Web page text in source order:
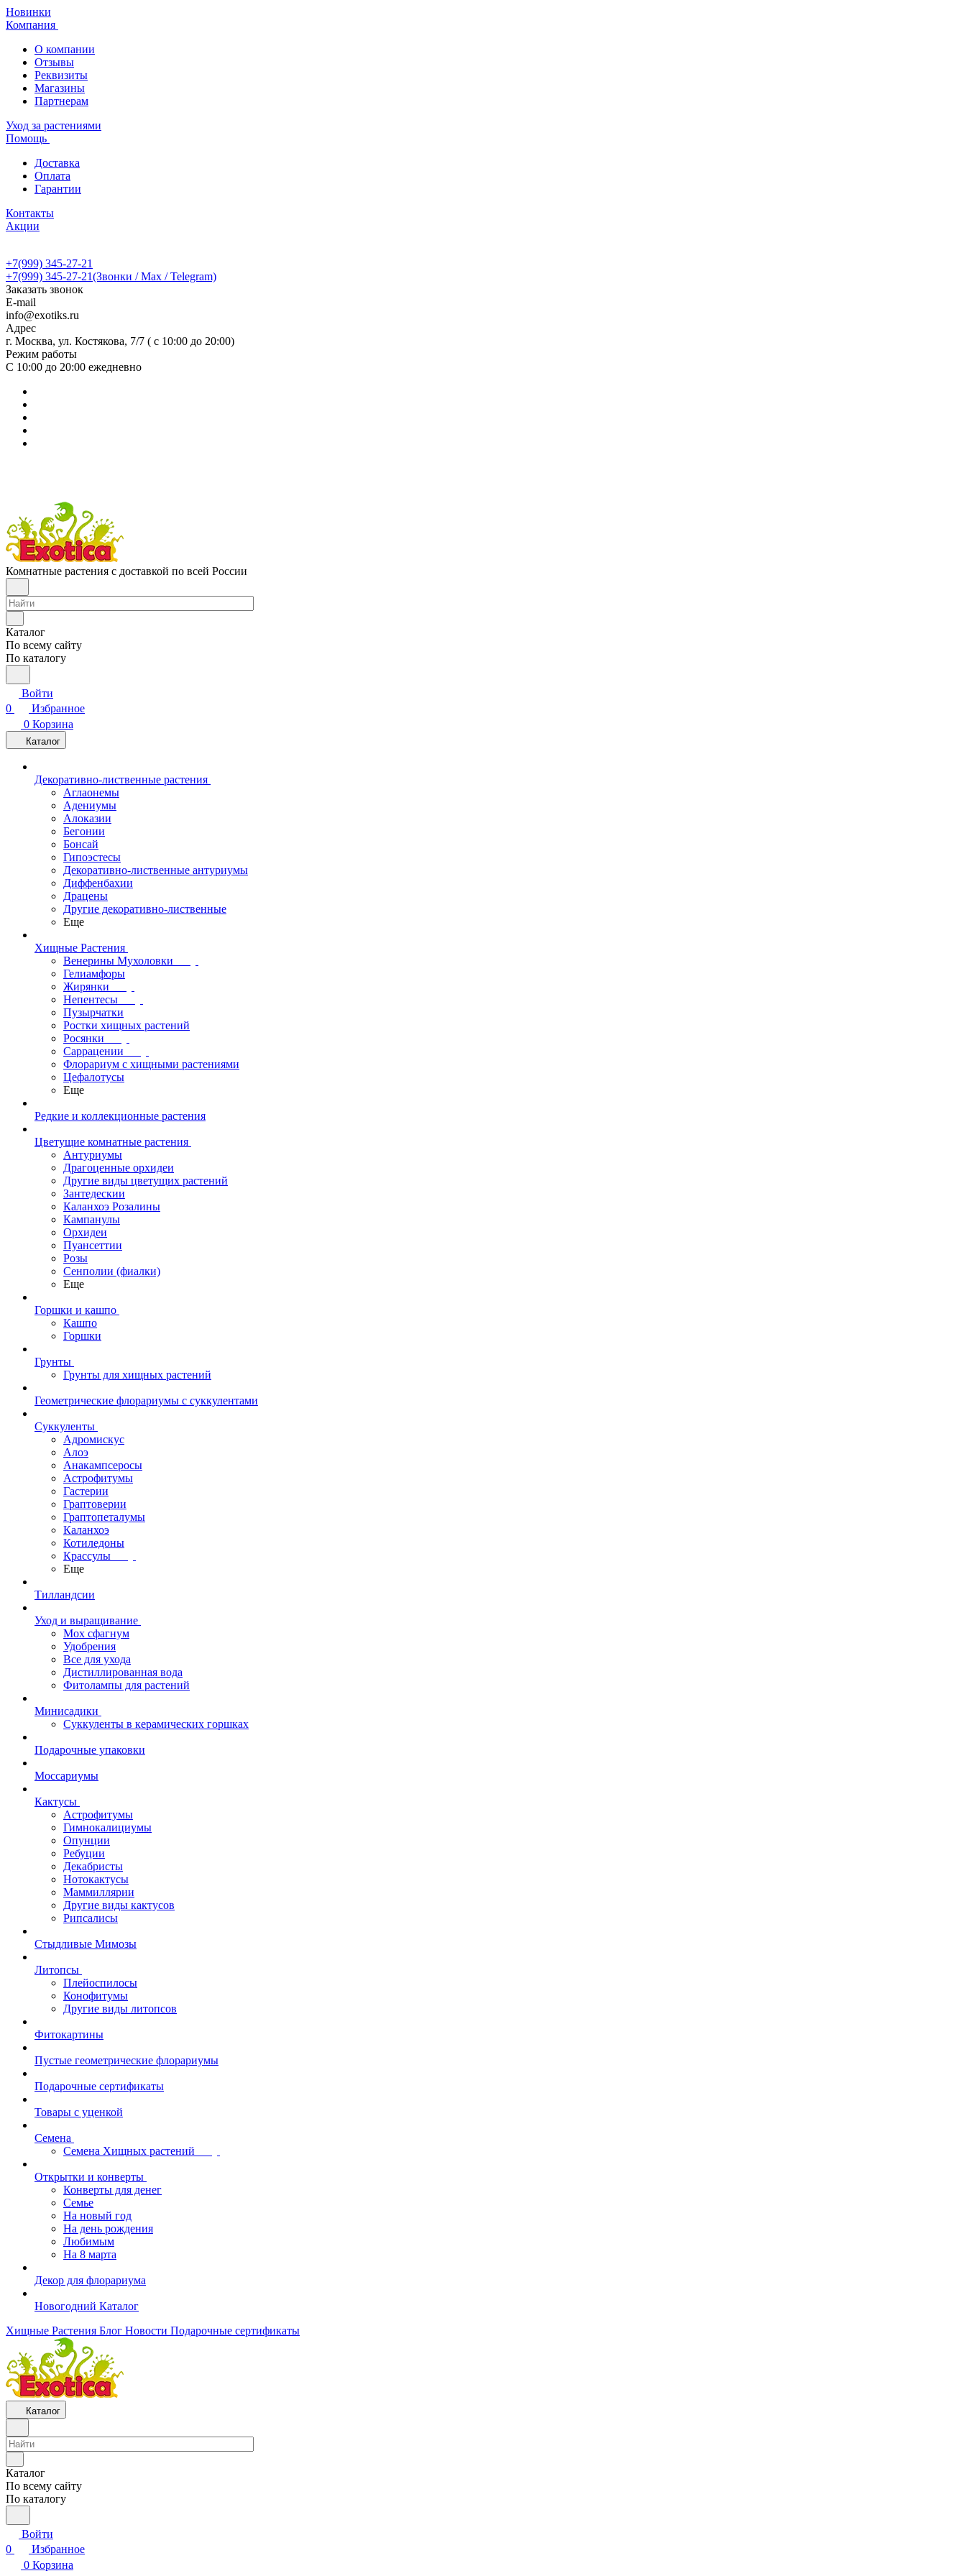
Новинки
Компания
О компании
Отзывы
Реквизиты
Магазины
Партнерам
Уход за растениями
Помощь
Доставка
Оплата
Гарантии
Контакты
Акции
+7(999) 345-27-21
+7(999) 345-27-21(Звонки / Max / Telegram)
Заказать звонок
E-mail
info@exotiks.ru
Адрес
г. Москва, ул. Костякова, 7/7 ( с 10:00 до 20:00)
Режим работы
С 10:00 до 20:00 ежедневно
Комнатные растения с доставкой по всей России
Каталог
По всему сайту
По каталогу
Войти
0
Избранное
0 Корзина
Каталог
Декоративно-лиственные растения
Аглаонемы
Адениумы
Алоказии
Бегонии
Бонсай
Гипоэстесы
Декоративно-лиственные антуриумы
Диффенбахии
Драцены
Другие декоративно-лиственные
Еще
Хищные Растения
Венерины Мухоловки
Гелиамфоры
Жирянки
Непентесы
Пузырчатки
Ростки хищных растений
Росянки
Саррацении
Флорариум с хищными растениями
Цефалотусы
Еще
Редкие и коллекционные растения
Цветущие комнатные растения
Антуриумы
Драгоценные орхидеи
Другие виды цветущих растений
Зантедескии
Каланхоэ Розалины
Кампанулы
Орхидеи
Пуансеттии
Розы
Сенполии (фиалки)
Еще
Горшки и кашпо
Кашпо
Горшки
Грунты
Грунты для хищных растений
Геометрические флорариумы с суккулентами
Суккуленты
Адромискус
Алоэ
Анакампсеросы
Астрофитумы
Гастерии
Граптоверии
Граптопеталумы
Каланхоэ
Котиледоны
Крассулы
Еще
Тилландсии
Уход и выращивание
Мох сфагнум
Удобрения
Все для ухода
Дистиллированная вода
Фитолампы для растений
Минисадики
Суккуленты в керамических горшках
Подарочные упаковки
Моссариумы
Кактусы
Астрофитумы
Гимнокалициумы
Опунции
Ребуции
Декабристы
Нотокактусы
Маммиллярии
Другие виды кактусов
Рипсалисы
Стыдливые Мимозы
Литопсы
Плейоспилосы
Конофитумы
Другие виды литопсов
Фитокартины
Пустые геометрические флорариумы
Подарочные сертификаты
Товары с уценкой
Семена
Семена Хищных растений
Открытки и конверты
Конверты для денег
Семье
На новый год
На день рождения
Любимым
На 8 марта
Декор для флорариума
Новогодний Каталог
Хищные Растения Блог Новости Подарочные сертификаты
Каталог
Каталог
По всему сайту
По каталогу
Войти
0
Избранное
0 Корзина